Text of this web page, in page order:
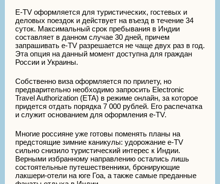
Е-TV оформляется для туристических, гостевых и
деловых поездок и действует на въезд в течение 34
суток. Максимальный срок пребывания в Индии
составляет в данном случае 30 дней, причем
запрашивать e-TV разрешается не чаще двух раз в год.
Эта опция на данный момент доступна для граждан
России и Украины.
Собственно виза оформляется по прилету, но
предварительно необходимо запросить Electronic
Travel Authorization (ETA) в режиме онлайн, за которое
придется отдать порядка 7 000 рублей. Его распечатка
и служит основанием для оформления e-TV.
Многие россияне уже готовы поменять планы на
предстоящие зимние каникулы: удорожание e-TV
сильно снизило туристический интерес к Индии.
Верными избранному направлению остались лишь
состоятельные путешественники, бронирующие
лакшери-отели на юге Гоа, а также самые преданные